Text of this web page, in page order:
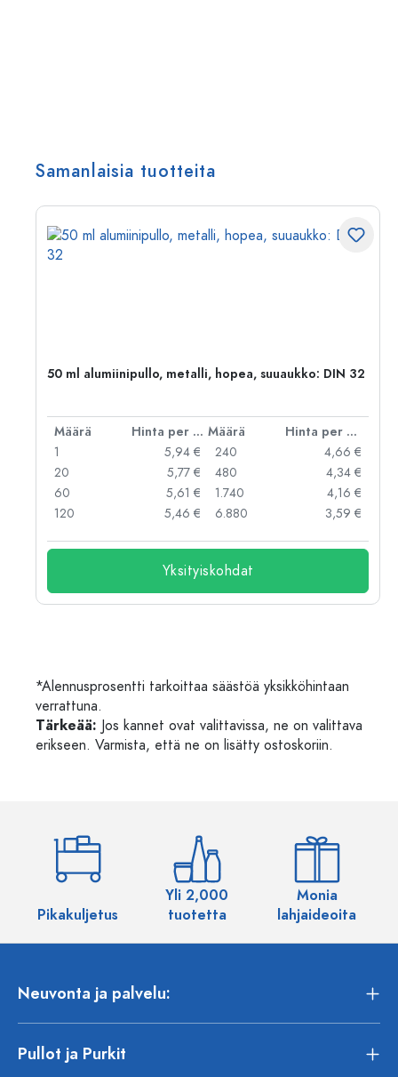
Samanlaisia tuotteita
50 ml alumiinipullo, metalli, hopea, suuaukko: DIN 32
Määrä Hinta per kpl Määrä
Hinta per kpl
1
5,94 €
20
5,77 €
60
5,61 €
120
5,46 €
240
4,66 €
480
4,34 €
1.740
4,16 €
6.880
3,59 €
Yksityiskohdat
*Alennusprosentti tarkoittaa säästöä yksikköhintaan
verrattuna.
Tärkeää: Jos kannet ovat valittavissa, ne on valittava
erikseen. Varmista, että ne on lisätty ostoskoriin.
Pikakuljetus
Yli 2,000
tuotetta
Monia
lahjaideoita
Neuvonta ja palvelu:
Pullot ja Purkit